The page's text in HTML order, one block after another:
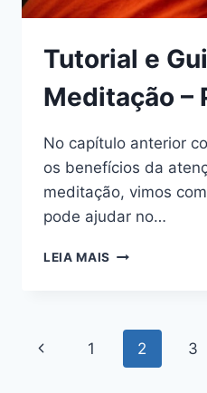
Tutorial e
Meditação –
No capítulo anterior
os benefícios da
meditação, vimos
pode ajudar no…
LEIA MAIS TUTORIAL
DA
MEDITAÇÃO
Navegação
Página
1 2 3